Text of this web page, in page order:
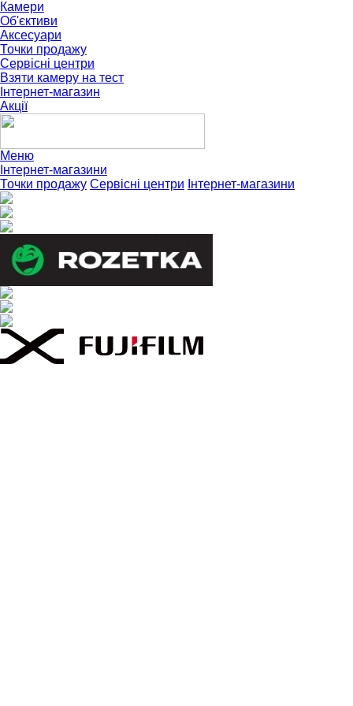
Камери
Об'єктиви
Аксесуари
Точки продажу
Сервісні центри
Взяти камеру на тест
Інтернет-магазин
Акції
Меню
Інтернет-магазини
Точки продажу Сервісні центри Інтернет-магазини